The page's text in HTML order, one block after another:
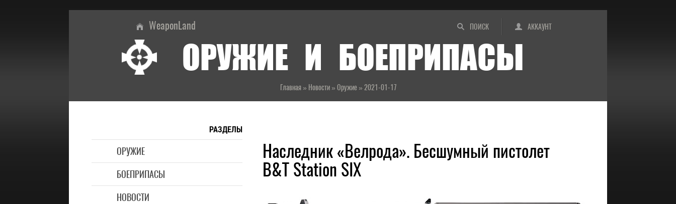
ПОИСК АККАУНТ
WeaponLand
ОРУЖИЕ И БОЕПРИПАСЫ
Главная» Новости» Оружие» 2021-01-17
РАЗДЕЛЫ
ОРУЖИЕ
БОЕПРИПАСЫ
НОВОСТИ
Наследник «Велрода». Бесшумный пистолет
B&T Station SIX